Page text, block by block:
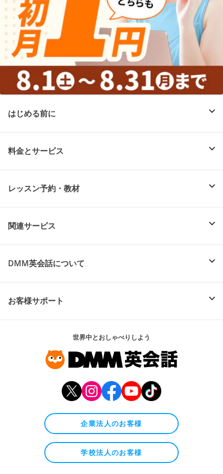
はじめる前に
料金とサービス
レッスン予約・教材
関連サービス
DMM英会話について
お客様サポート
世界中とおしゃべりしよう
企業法人のお客様
学校法人のお客様